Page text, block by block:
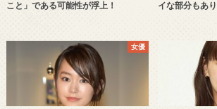
こと」である可能性が浮上！
イな部分もあり
女優